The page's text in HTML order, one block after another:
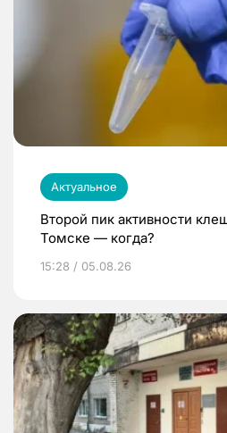
Актуальное
Второй пик активности
Томске — когда?
15:28 / 05.08.26